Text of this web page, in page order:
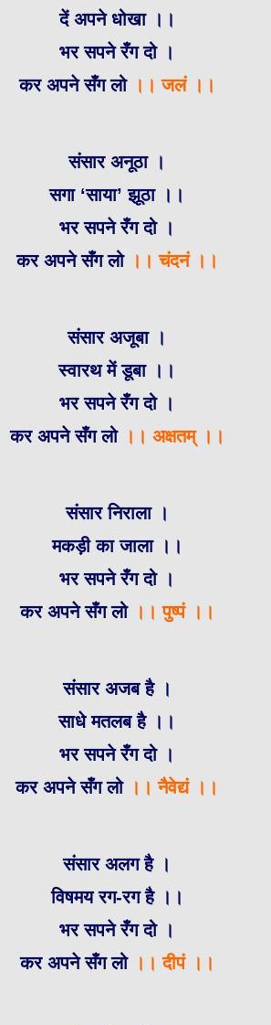
दें अपने धोखा ।।
भर सपने रँग दो ।
कर अपने सँग लो ।। जलं ।।
संसार अनूठा ।
सगा ‘साया’ झूठा ।।
भर सपने रँग दो ।
कर अपने सँग लो ।। चंदनं ।।
संसार अजूबा ।
स्वारथ में डूबा ।।
भर सपने रँग दो ।
कर अपने सँग लो।। अक्षतम् ।।
संसार निराला ।
मकड़ी का जाला ।।
भर सपने रँग दो ।
कर अपने सँग लो ।। पुष्पं ।।
संसार अजब है ।
साधे मतलब है ।।
भर सपने रँग दो ।
कर अपने सँग लो ।। नैवेद्यं ।।
संसार अलग है ।
विषमय रग-रग है ।।
भर सपने रँग दो ।
कर अपने सँग लो।। दीपं ।।